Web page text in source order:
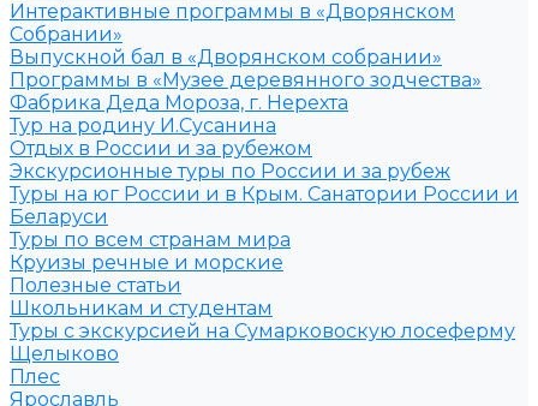
Интерактивные программы в «Дворянском
Собрании»
Выпускной бал в «Дворянском собрании»
Программы в «Музее деревянного зодчества»
Фабрика Деда Мороза, г. Нерехта
Тур на родину И.Сусанина
Отдых в России и за рубежом
Экскурсионные туры по России и за рубеж
Туры на юг России и в Крым. Санатории России и
Беларуси
Туры по всем странам мира
Круизы речные и морские
Полезные статьи
Школьникам и студентам
Туры с экскурсией на Сумарковоскую лосеферму
Щелыково
Плес
Ярославль